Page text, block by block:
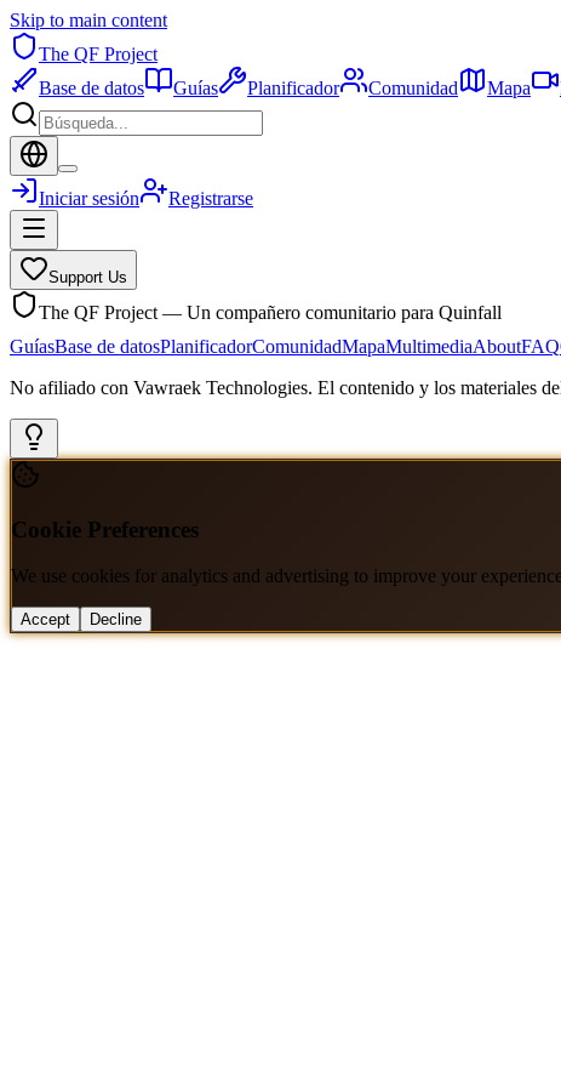
Skip to main content
The QF Project
Base de datos
Guías Planificador Comunidad Mapa
Iniciar sesión Registrarse
Support Us
The QF Project — Un compañero comunitario para Quinfall
GuíasBase de datosPlanificadorComunidadMapaMultimediaAboutFAQ
No afiliado con Vawraek Technologies. El contenido y los materiales
Cookie Preferences
We use cookies for analytics and advertising to improve your
Accept Decline